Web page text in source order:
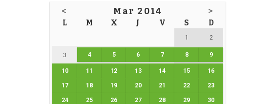
< Mar 2014 >
L M X J V S D
1 2
3 4 5 6 7 8 9
10 11 12 13 14 15 16
17 18 19 20 21 22 23
24 25 26 27 28 29 30